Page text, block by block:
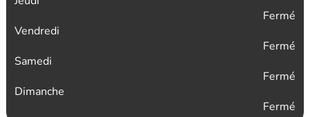
Fermé
Vendredi
Fermé
Samedi
Fermé
Dimanche
Fermé